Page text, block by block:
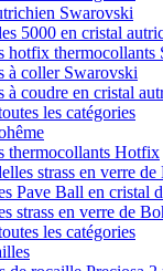
Swarovski
5000 en cristal
hotfix thermocollants
à coller Swarovski
à coudre en cristal
les catégories
thermocollants Hotfix
strass en verre de
Pave Ball en cristal
strass en verre de
les catégories